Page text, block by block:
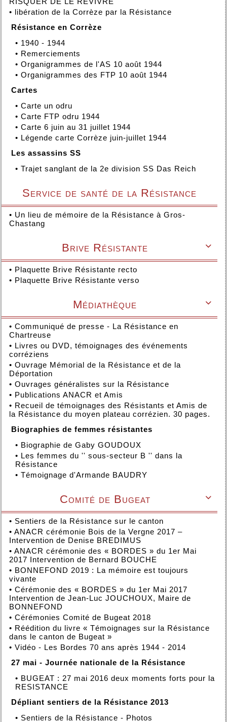
•
libération de la Corrèze par la Résistance
Résistance en Corrèze
• 1940 - 1944
• Remerciements
• Organigrammes de l'AS 10 août 1944
• Organigrammes des FTP 10 août 1944
Cartes
• Carte un odru
• Carte FTP odru 1944
• Carte 6 juin au 31 juillet 1944
• Légende carte Corrèze juin-juillet 1944
Les assassins SS
• Trajet sanglant de la 2e division SS Das Reich
Service de santé de la Résistance
• Un lieu de mémoire de la Résistance à Gros-
Chastang

Brive Résistante
• Plaquette Brive Résistante recto
• Plaquette Brive Résistante verso

Médiathèque
• Communiqué de presse - La Résistance en
Chartreuse
• Livres ou DVD, témoignages des événements
corréziens
• Ouvrage Mémorial de la Résistance et de la
Déportation
• Ouvrages généralistes sur la Résistance
• Publications ANACR et Amis
• Recueil de témoignages des Résistants et Amis de
la Résistance du moyen plateau corrézien. 30 pages.
Biographies de femmes résistantes
• Biographie de Gaby GOUDOUX
• Les femmes du '' sous-secteur B '' dans la
Résistance
• Témoignage d'Armande BAUDRY

Comité de Bugeat
• Sentiers de la Résistance sur le canton
• ANACR cérémonie Bois de la Vergne 2017 –
Intervention de Denise BREDIMUS
• ANACR cérémonie des « BORDES » du 1er Mai
2017 Intervention de Bernard BOUCHE
• BONNEFOND 2019 : La mémoire est toujours
vivante
• Cérémonie des « BORDES » du 1er Mai 2017
Intervention de Jean-Luc JOUCHOUX, Maire de
BONNEFOND
• Cérémonies Comité de Bugeat 2018
• Réédition du livre « Témoignages sur la Résistance
dans le canton de Bugeat »
• Vidéo - Les Bordes 70 ans après 1944 - 2014
27 mai - Journée nationale de la Résistance
• BUGEAT : 27 mai 2016 deux moments forts pour la
RESISTANCE
Dépliant sentiers de la Résistance 2013
• Sentiers de la Résistance - Photos